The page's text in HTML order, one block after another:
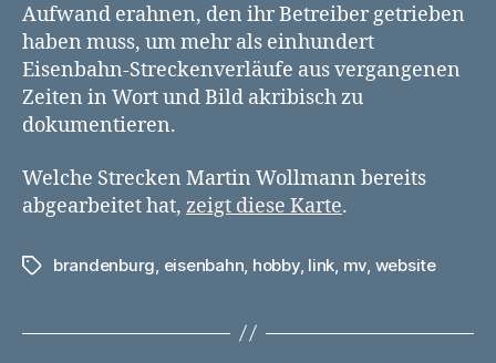
Aufwand erahnen, den ihr Betreiber getrieben
haben muss, um mehr als einhundert
Eisenbahn-Streckenverläufe aus vergangenen
Zeiten in Wort und Bild akribisch zu
dokumentieren.
Welche Strecken Martin Wollmann bereits
abgearbeitet hat, zeigt diese Karte.
Schlagwörter
brandenburg eisenbahn hobby, link mv website